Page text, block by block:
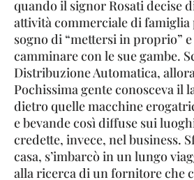
quando il signor Rosati decise
attività commerciale di
sogno di “mettersi in proprio”
camminare con le sue gambe.
Distribuzione Automatica,
Pochissima gente conosceva il
dietro quelle macchine
e bevande così diffuse sui
credette, invece, nel business.
casa, s’imbarcò in un lungo
alla ricerca di un fornitore che